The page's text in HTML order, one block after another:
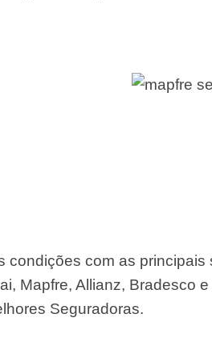
condições com as
Mapfre, Allianz, Bradesco
Seguradoras.